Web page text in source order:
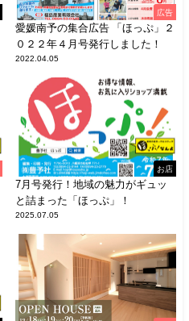
広告
愛媛南予の集合広告 「ほっぷ」２
０２２年４月号発行しました！
2022.04.05
お店
7月号発行！地域の魅力がギュッ
と詰まった「ほっぷ」！
2025.07.05